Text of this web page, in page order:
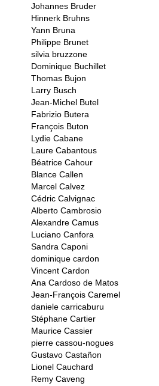
Johannes Bruder
Hinnerk Bruhns
Yann Bruna
Philippe Brunet
silvia bruzzone
Dominique Buchillet
Thomas Bujon
Larry Busch
Jean-Michel Butel
Fabrizio Butera
François Buton
Lydie Cabane
Laure Cabantous
Béatrice Cahour
Blance Callen
Marcel Calvez
Cédric Calvignac
Alberto Cambrosio
Alexandre Camus
Luciano Canfora
Sandra Caponi
dominique cardon
Vincent Cardon
Ana Cardoso de Matos
Jean-François Caremel
daniele carricaburu
Stéphane Cartier
Maurice Cassier
pierre cassou-nogues
Gustavo Castañon
Lionel Cauchard
Remy Caveng